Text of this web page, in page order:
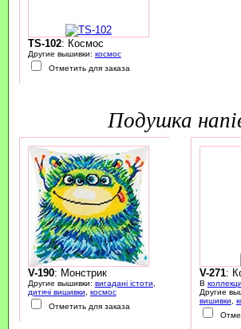
TS-102: Космос
Другие вышивки: космос
Отметить для заказа
подушка
V-190: Монстрик
Другие вышивки: вигадані істоти
дитячі вишивки
космос
Отметить для заказа
V-271:
В
Другие
вишивки